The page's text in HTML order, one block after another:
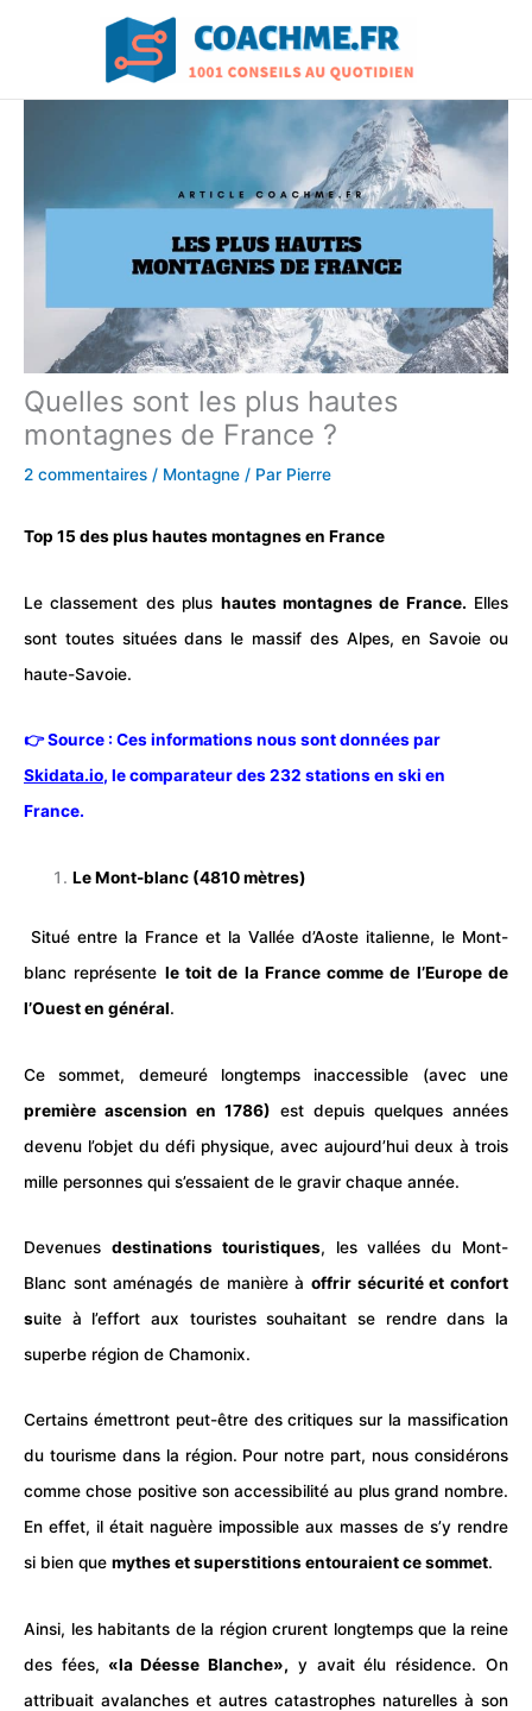
Quelles sont les plus hautes
montagnes de France ?
2 commentaires / Montagne / Par Pierre
Top 15 des plus hautes montagnes en France
Le classement des plus hautes montagnes de France. Elles
sont toutes situées dans le massif des Alpes, enSavoie ou
haute-Savoie.
👉 Source : Ces informations nous sont données par
Skidata.io, le comparateur des 232 stations en ski en
France.
Le Mont-blanc (4810 mètres)
Situé entre la France et la Vallée d’Aoste italienne, le Mont-
blanc représente le toit de la France comme de l’Europe de
l’Ouest en général.
Ce sommet, demeuré longtemps inaccessible (avec une
première ascension en 1786) est depuis quelques années
devenu l’objet du défi physique, avec aujourd’hui deux à trois
mille personnes qui s’essaient de le gravir chaque année.
Devenues destinations touristiques, les vallées du Mont-
Blanc sont aménagés de manière à offrir sécurité et confort
suite à l’effort aux touristes souhaitant se rendre dans la
superbe région de Chamonix.
Certains émettront peut-être des critiques sur la massification
du tourisme dans la région. Pour notre part, nous considérons
comme chose positive son accessibilité au plus grand nombre.
En effet, il était naguère impossible aux masses de s’y rendre
si bien que mythes et superstitions entouraient ce sommet.
Ainsi, les habitants de la région crurent longtemps que la reine
des fées, «la Déesse Blanche», y avait élu résidence. On
attribuait avalanches et autres catastrophes naturelles à son